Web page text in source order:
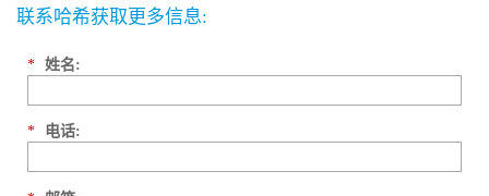
联系哈希获取更多信息:
* 姓名:
* 电话: